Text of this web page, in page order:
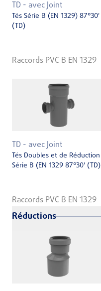
TD - avec Joint
Tés Série B (EN 1329) 87°30'
(TD)
Raccords PVC B EN 1329
TD - avec Joint
Tés Doubles et de Réduction
Série B (EN 1329 87°30' (TD)
Raccords PVC B EN 1329
Réductions